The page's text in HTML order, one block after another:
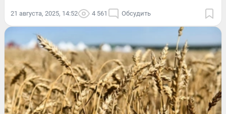
21 августа, 2025, 14:52 4 561 Обсудить